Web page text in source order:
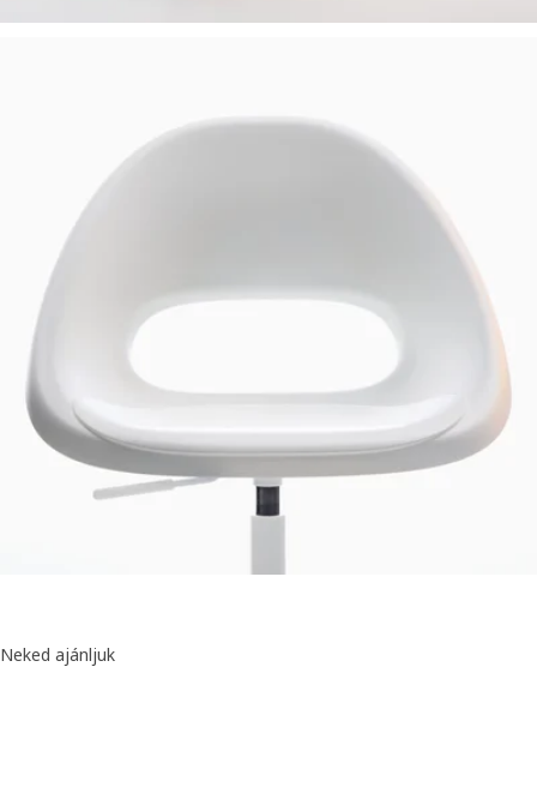
Neked ajánljuk